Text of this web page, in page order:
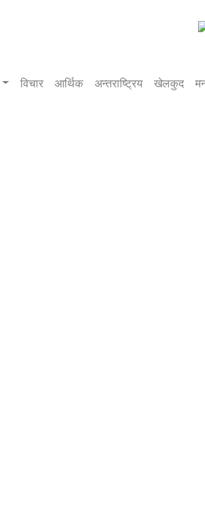
विचार आर्थिक अन्तराष्ट्रिय खेलकुद